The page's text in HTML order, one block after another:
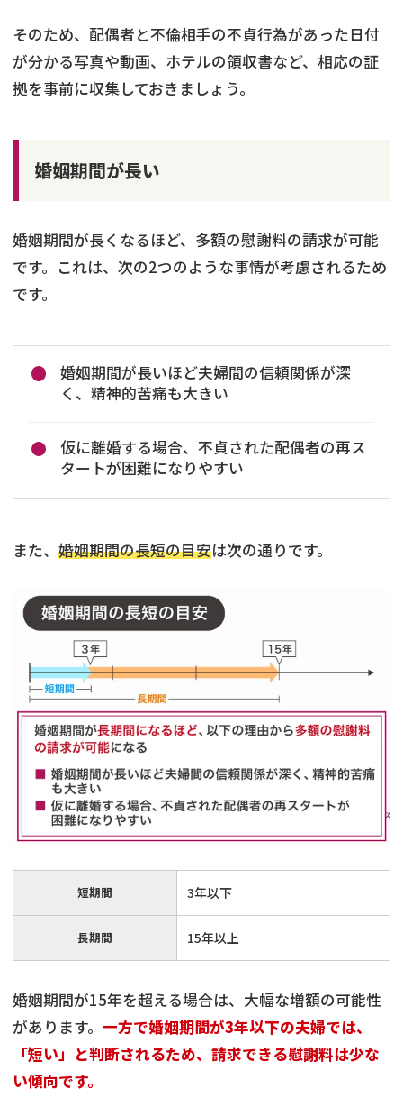
そのため、配偶者と不倫相手の不貞行為があった日付
が分かる写真や動画、ホテルの領収書など、相応の証
拠を事前に収集しておきましょう。
婚姻期間が長い
婚姻期間が長くなるほど、多額の慰謝料の請求が可能
です。これは、次の2つのような事情が考慮されるため
です。
婚姻期間が長いほど夫婦間の信頼関係が深
く、精神的苦痛も大きい
仮に離婚する場合、不貞された配偶者の再ス
タートが困難になりやすい
また、 婚姻期間の長短の目安は次の通りです。
短期間 3年以下
長期間 15年以上
婚姻期間が15年を超える場合は、大幅な増額の可能性
があります。 一方で婚姻期間が3年以下の夫婦では、
「短い」と判断されるため、請求できる慰謝料は少な
い傾向です。